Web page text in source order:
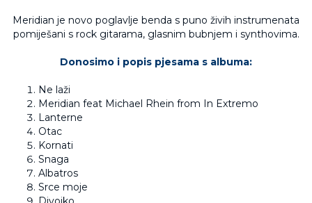
Meridian je novo poglavlje benda s puno živih instrumenata
pomiješani s rock gitarama, glasnim bubnjem i synthovima.
Donosimo i popis pjesama s albuma:
Ne laži
Meridian feat Michael Rhein from In Extremo
Lanterne
Otac
Kornati
Snaga
Albatros
Srce moje